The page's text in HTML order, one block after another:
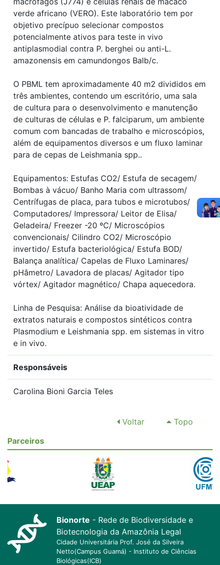
verde africano (VERO). Este laboratório tem por
objetivo precípuo selecionar compostos
potencialmente ativos para teste in vivo
antiplasmodial contra P. berghei ou anti-L.
amazonensis em camundongos Balb/c.
O PBML tem aproximadamente 40 m2 divididos em
três ambientes, contendo um escritório, uma sala
de cultura para o desenvolvimento e manutenção
de culturas de células e P. falciparum, um ambiente
comum com bancadas de trabalho e microscópios,
além de equipamentos diversos e um fluxo laminar
para de cepas de Leishmania spp..
Equipamentos: Estufas CO2/ Estufa de secagem/
Bombas à vácuo/ Banho Maria com ultrassom/
Centrífugas de placa, para tubos e microtubos/
Computadores/ Impressora/ Leitor de Elisa/
Geladeira/ Freezer -20 ºC/ Microscópios
convencionais/ Cilindro CO2/ Microscópio
invertido/ Estufa bacteriológica/ Estufa BOD/
Balança analítica/ Capelas de Fluxo Laminares/
pHâmetro/ Lavadora de placas/ Agitador tipo
vórtex/ Agitador magnético/ Chapa aquecedora.
Linha de Pesquisa: Análise da bioatividade de
extratos naturais e compostos sintéticos contra
Plasmodium e Leishmania spp. em sistemas in vitro
e in vivo.
Responsáveis
Carolina Bioni Garcia Teles
Voltar
Topo
Parceiros
Bionorte - Rede de Biodiversidade e
Biotecnologia da Amazônia Legal
Cidade Universitária Prof. José da Silveira
Netto(Campus Guamá) - Instituto de Ciências
Biológicas(ICB)